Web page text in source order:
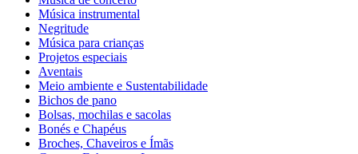
Música instrumental
Negritude
Música para crianças
Projetos especiais
Aventais
Meio ambiente e Sustentabilidade
Bichos de pano
Bolsas, mochilas e sacolas
Bonés e Chapéus
Broches, Chaveiros e Ímãs